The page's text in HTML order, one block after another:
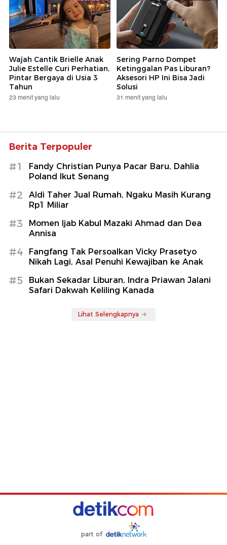
Wajah Cantik Brielle Anak
Julie Estelle Curi Perhatian,
Pintar Bergaya di Usia 3
Tahun
23 menit yang lalu
Sering Parno Dompet
Ketinggalan Pas Liburan?
Aksesori HP Ini Bisa Jadi
Solusi
31 menit yang lalu
Berita Terpopuler
#1
Fandy Christian Punya Pacar Baru, Dahlia
Poland Ikut Senang
#2
Aldi Taher Jual Rumah, Ngaku Masih Kurang
Rp1 Miliar
#3
Momen Ijab Kabul Mazaki Ahmad dan Dea
Annisa
#4
Fangfang Tak Persoalkan Vicky Prasetyo
Nikah Lagi, Asal Penuhi Kewajiban ke Anak
#5
Bukan Sekadar Liburan, Indra Priawan Jalani
Safari Dakwah Keliling Kanada
Lihat Selengkapnya
part of